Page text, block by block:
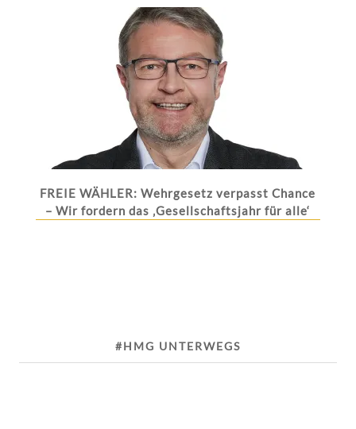
FREIE WÄHLER: Wehrgesetz verpasst Chance
– Wir fordern das ‚Gesellschaftsjahr für alle‘
#HMG UNTERWEGS